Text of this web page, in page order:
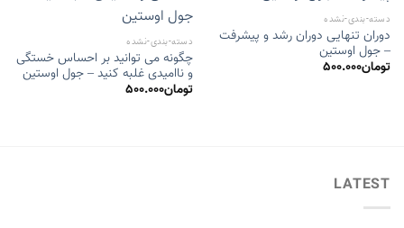
دسته-بندی-نشده
دوران تنهایی دوران رشد و پیشرفت
– جول اوستین
تومان500.000
دسته-بندی-نشده
چگونه می توانید بر احساس خستگی
و ناامیدی غلبه کنید – جول اوستین
تومان500.000
LATEST